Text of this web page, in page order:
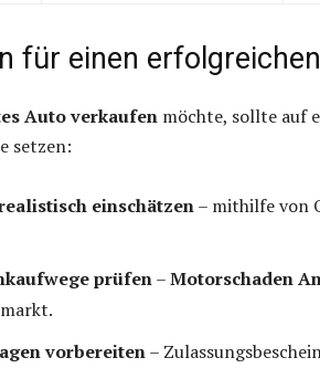
für einen
Auto verkaufen möchte, sollte auf
setzen:
einschätzen– mithilfe von
prüfen–Motorschaden
vorbereiten–